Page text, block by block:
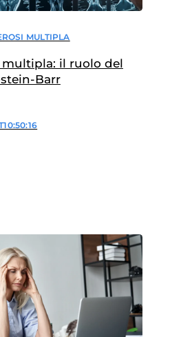
MULTIPLA
multipla: il ruolo del
Barr